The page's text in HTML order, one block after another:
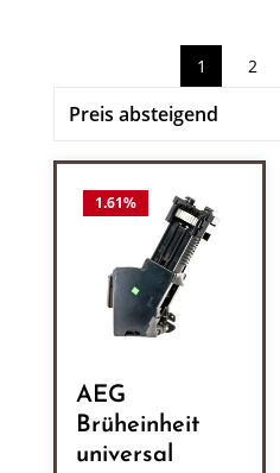
Seite
1 Seite
2
1.61%
AEG
Brüheinheit
universal